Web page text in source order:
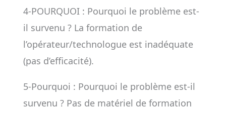
4-POURQUOI : Pourquoi le problème est-
il survenu ? La formation de
l’opérateur/technologue est inadéquate
(pas d’efficacité).
5-Pourquoi : Pourquoi le problème est-il
survenu ? Pas de matériel de formation